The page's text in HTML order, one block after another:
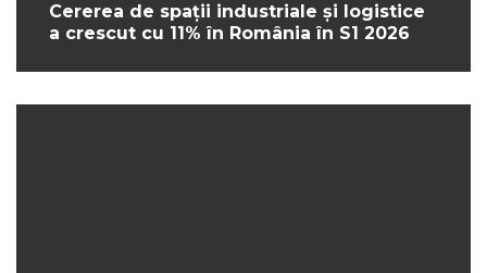
Cererea de spații industriale și logistice
a crescut cu 11% în România în S1 2026